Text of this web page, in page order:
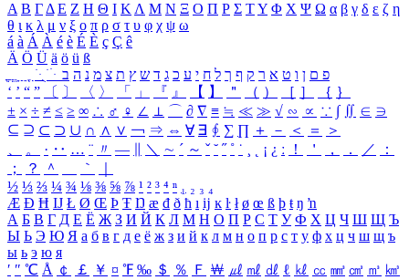
Α Β ΓΔ Ε Ζ Η Θ Ι ΚΛ Μ Ν Ξ Ο Π Ρ Σ ΤΥ Φ Χ Ψ Ω α β γ δ ε ζ η
θ ι κ λ μ ν ξ ο π ρ σ τ υ φ χ ψ ω
á à Á À é è É È ç Ç ê
Ä Ö Ü ä ö ü ß
ִֶֹ ֻּ ׁׂ פ ם ן ו ט א ר ק ף ך ל ח י ע כ ג ד ש ץ ת צ מ נ ה ב
‘ ’ “ ” 〔 〕 〈 〉 「 」 『 』 【 】 ＂ （ ） ［ ］ ｛ ｝
± × ÷ ≠ ≤ ≥ ∞ ∴ ♂ ♀ ∠ ⊥ ⌒ ∂ ∇ ≡ ≒ ≪ ≫ √ ∽ ∝ ∵ ∫ ∬ ∈ ∋
⊆ ⊇ ⊂ ⊃ ∪ ∩ ∧ ∨ ￢ ⇒ ⇔ ∀ ∃ ∮ ∑ ∏ ＋ － ＜ ＝
＞
、
。 · ‥ … ¨ 〃 ― ＼ ∼ ´ ～ ˇ ˘ ˝ ˚ ˙ ¸ ¡ ¿ ː ！ ＇ ， ． ／
：
；
？ ＾ ｀
½ ⅓ ⅔ ¼ ¾ ⅛ ⅜ ⅝ ⅞ ¹ ² ³ ⁴ ⁿ ₁ ₂ ₃ ₄
Æ Ð Ħ Ĳ Ł Ø Œ Þ Ŧ Ŋ æ đ ð ħ ı ĳ ĸ ŀ ł ø œ ß þ ŧ ŋ ŉ
А Б В Г Д Е Ё Ж З И Й К Л М Н О П Р С Т У Ф Х Ц Ч Ш Щ Ъ
Ы Ь Э Ю Я а б в г д е ё ж з и й к л м н о п р с т у ф х ц ч ш щ ъ
ы ь э ю я
′ ″ ℃ Å ￠ ￡ ￥ ¤ ℉ ‰ ＄ ％ Ｆ ￦ ㎕ ㎖ ㎗ ℓ ㎘ ㏄ ㎣ ㎤ ㎥ ㎦